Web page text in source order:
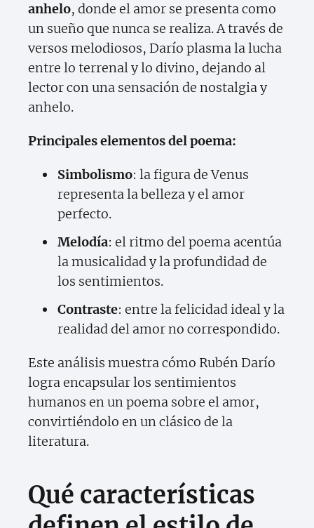
anhelo, donde el amor se presenta como
un sueño que nunca se realiza. A través de
versos melodiosos, Darío plasma la lucha
entre lo terrenal y lo divino, dejando al
lector con una sensación de nostalgia y
anhelo.
Principales elementos del poema:
Simbolismo: la figura de Venus
representa la belleza y el amor
perfecto.
Melodía: el ritmo del poema acentúa
la musicalidad y la profundidad de
los sentimientos.
Contraste: entre la felicidad ideal y la
realidad del amor no correspondido.
Este análisis muestra cómo Rubén Darío
logra encapsular los sentimientos
humanos en un poema sobre el amor,
convirtiéndolo en un clásico de la
literatura.
Qué características